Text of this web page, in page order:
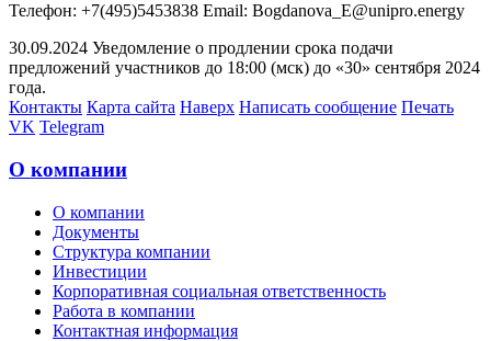
Телефон: +7(495)5453838 Email: Bogdanova_E@unipro.energy
30.09.2024 Уведомление о продлении срока подачи
предложений участников до 18:00 (мск) до «30» сентября 2024
года.
Контакты Карта сайта Наверх Написать сообщение Печать
VK Telegram
О компании
О компании
Документы
Структура компании
Инвестиции
Корпоративная социальная ответственность
Работа в компании
Контактная информация